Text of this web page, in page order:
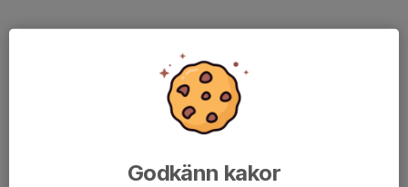
Godkänn kakor